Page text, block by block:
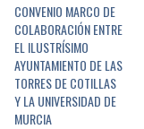
CONVENIO MARCO DE
COLABORACIÓN ENTRE
EL ILUSTRÍSIMO
AYUNTAMIENTO DE LAS
TORRES DE COTILLAS
Y LA UNIVERSIDAD DE
MURCIA